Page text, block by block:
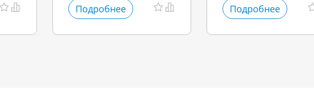
Подробнее Подробнее